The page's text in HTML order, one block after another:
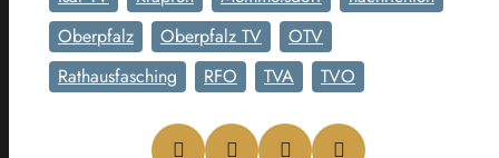
Oberpfalz
Oberpfalz TV
OTV
Rathausfasching
RFO TVA TVO